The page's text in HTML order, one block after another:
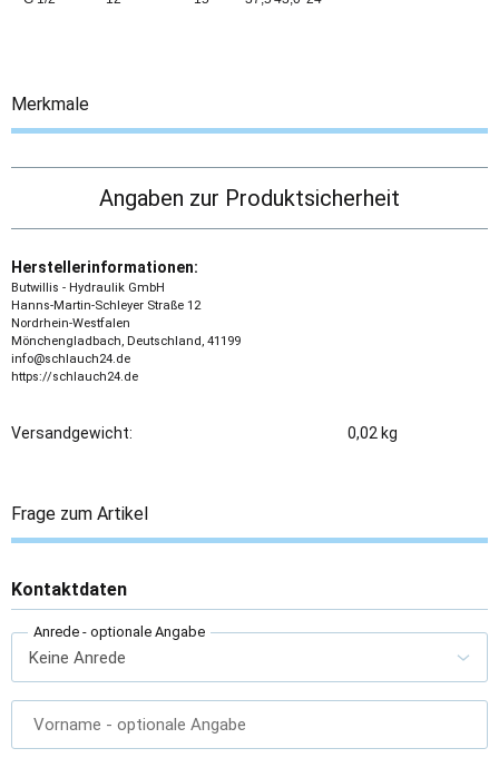
Merkmale
Angaben zur Produktsicherheit
Herstellerinformationen:
Butwillis - Hydraulik GmbH
Hanns-Martin-Schleyer Straße 12
Nordrhein-Westfalen
Mönchengladbach, Deutschland, 41199
info@schlauch24.de
https://schlauch24.de
Versandgewicht: 0,02 kg
Frage zum Artikel
Kontaktdaten
Anrede - optionale Angabe
Vorname - optionale Angabe